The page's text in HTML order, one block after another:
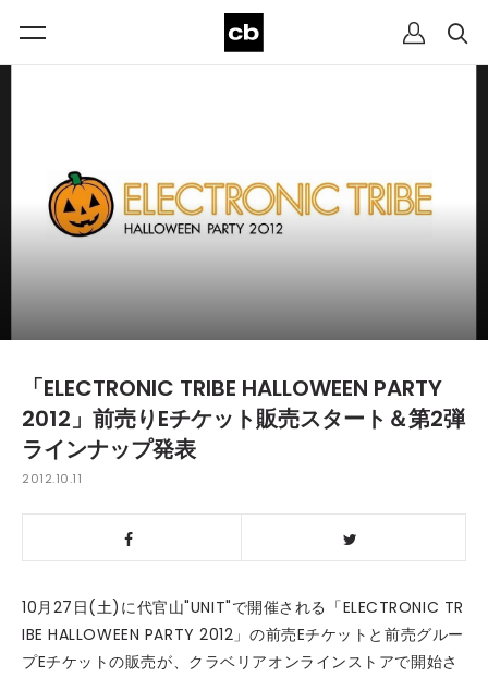
「ELECTRONIC TRIBE HALLOWEEN PARTY
2012」前売りEチケット販売スタート＆第2弾
ラインナップ発表
2012.10.11
10月27日(土)に代官山"UNIT"で開催される「ELECTRONIC TR
IBE HALLOWEEN PARTY 2012」の前売Eチケットと前売グルー
プEチケットの販売が、クラベリアオンラインストアで開始さ